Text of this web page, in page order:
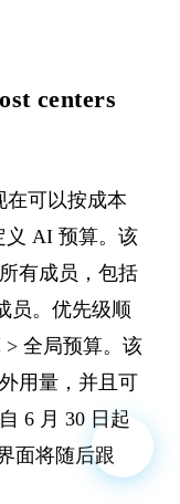
centers
可以按成本
义 AI 预算。该
有成员，包括
员。优先级顺
> 全局预算。该
用量，并且可
6 月 30 日起
面将随后跟